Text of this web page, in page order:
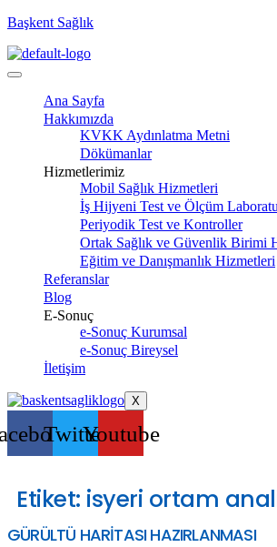
Başkent Sağlık
Ana Sayfa
Hakkımızda
KVKK Aydınlatma Metni
Dökümanlar
Hizmetlerimiz
Mobil Sağlık Hizmetleri
İş Hijyeni Test ve Ölçüm
Periyodik Test ve Kontroller
Ortak Sağlık ve Güvenlik Birimi
Eğitim ve Danışmanlık Hizmetleri
Referanslar
Blog
E-Sonuç
e-Sonuç Kurumsal
e-Sonuç Bireysel
İletişim
X
TwitterYoutube
Etiket: isyeri ortam
GÜRÜLTÜ HARİTASI HAZIRLANMASI